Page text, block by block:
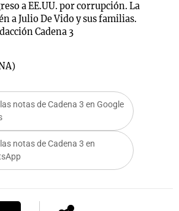
a EE.UU. por corrupción. La
a Julio De Vido y sus familias.
Cadena 3
notas de Cadena 3 en Google
notas de Cadena 3 en